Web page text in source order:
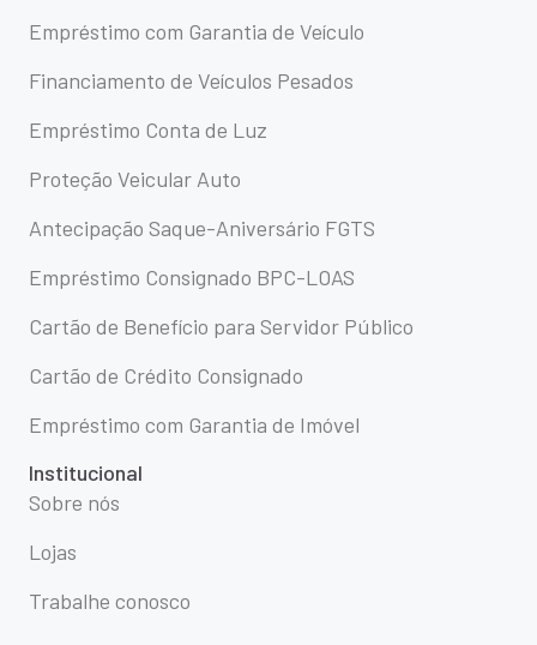
Empréstimo com Garantia de Veículo
Financiamento de Veículos Pesados
Empréstimo Conta de Luz
Proteção Veicular Auto
Antecipação Saque-Aniversário FGTS
Empréstimo Consignado BPC-LOAS
Cartão de Benefício para Servidor Público
Cartão de Crédito Consignado
Empréstimo com Garantia de Imóvel
Institucional
Sobre nós
Lojas
Trabalhe conosco